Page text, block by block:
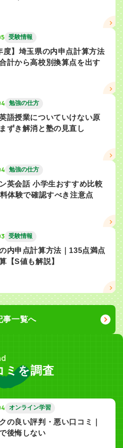
受験情報
度】埼玉県の内申点計算方法
計から高校別換算点を出す
勉強の仕方
語授業についていけない原
ずき解消と塾の見直し
勉強の仕方
英会話 小学生おすすめ比較
体験で確認すべき注意点
受験情報
内申点計算方法｜135点満点
【S値も解説】
事一覧へ
ミを調査
オンライン学習
の良い評判・悪い口コミ｜
後悔しない